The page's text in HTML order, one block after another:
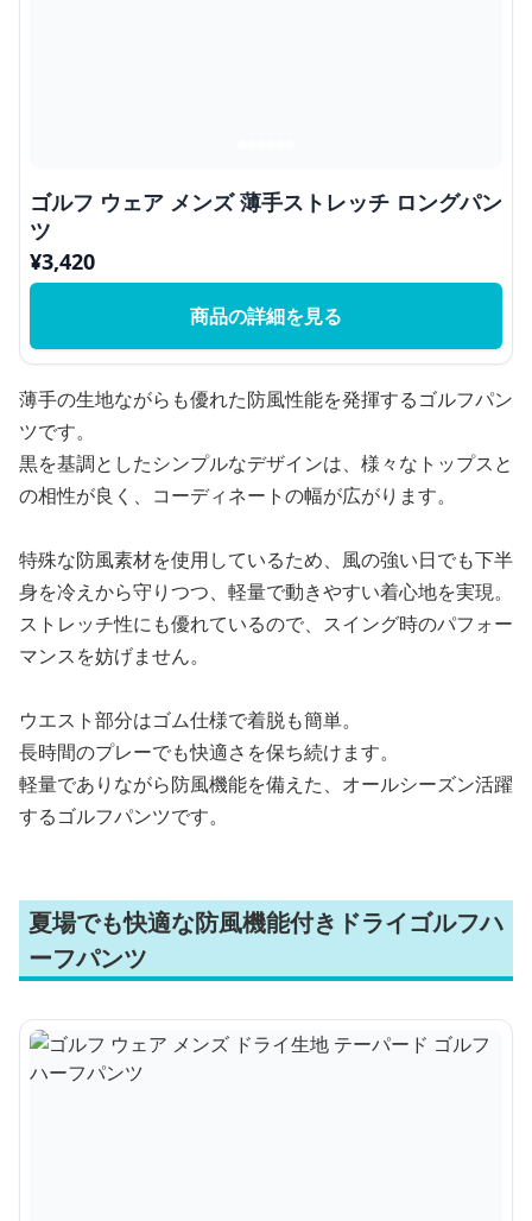
ゴルフ ウェア メンズ 薄手ストレッチ ロングパン
ツ
¥3,420
商品の詳細を見る
薄手の生地ながらも優れた防風性能を発揮するゴルフパン
ツです。
黒を基調としたシンプルなデザインは、様々なトップスと
の相性が良く、コーディネートの幅が広がります。
特殊な防風素材を使用しているため、風の強い日でも下半
身を冷えから守りつつ、軽量で動きやすい着心地を実現。
ストレッチ性にも優れているので、スイング時のパフォー
マンスを妨げません。
ウエスト部分はゴム仕様で着脱も簡単。
長時間のプレーでも快適さを保ち続けます。
軽量でありながら防風機能を備えた、オールシーズン活躍
するゴルフパンツです。
夏場でも快適な防風機能付きドライゴルフハ
ーフパンツ